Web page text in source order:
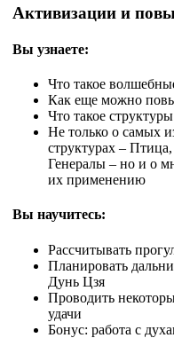
Активизации и
Вы узнаете:
Что такое
Как еще можно
Что такое
Не только о самых
структурах –
Генералы – но и о
их применению
Вы научитесь:
Рассчитывать
Планировать
Дунь Цзя
Проводить
удачи
Бонус: работа с